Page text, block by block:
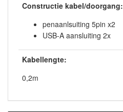
Constructie kabel/doorgang:
penaanlsuiting 5pin x2
USB-A aansluiting 2x
Kabellengte:
0,2m